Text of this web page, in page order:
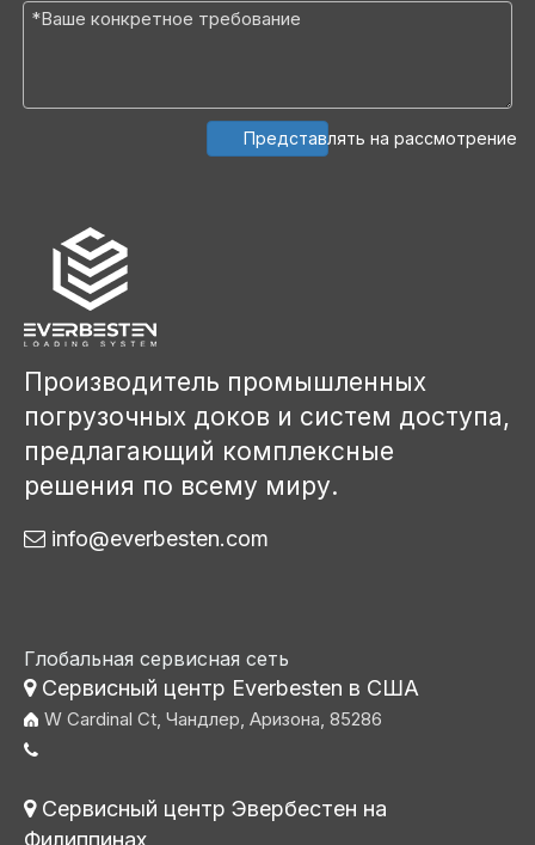
Представлять на рассмотрение
Производитель промышленных
погрузочных доков и систем доступа,
предлагающий комплексные
решения по всему миру.
 info@everbesten.com
Глобальная сервисная сеть
Сервисный центр Everbesten в США
W Cardinal Ct, Чандлер, Аризона, 85286

Сервисный центр Эвербестен на
Филиппинах